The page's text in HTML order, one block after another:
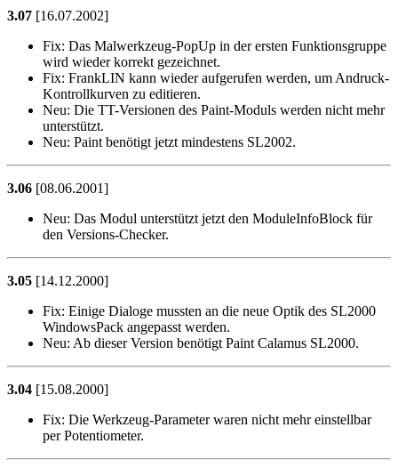
3.07 [16.07.2002]
Fix: Das Malwerkzeug-PopUp in der ersten Funktionsgruppe
wird wieder korrekt gezeichnet.
Fix: FrankLIN kann wieder aufgerufen werden, um Andruck-
Kontrollkurven zu editieren.
Neu: Die TT-Versionen des Paint-Moduls werden nicht mehr
unterstützt.
Neu: Paint benötigt jetzt mindestens SL2002.
3.06 [08.06.2001]
Neu: Das Modul unterstützt jetzt den ModuleInfoBlock für
den Versions-Checker.
3.05 [14.12.2000]
Fix: Einige Dialoge mussten an die neue Optik des SL2000
WindowsPack angepasst werden.
Neu: Ab dieser Version benötigt Paint Calamus SL2000.
3.04 [15.08.2000]
Fix: Die Werkzeug-Parameter waren nicht mehr einstellbar
per Potentiometer.